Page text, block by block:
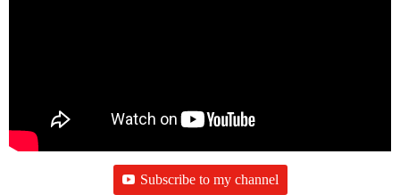
Subscribe to my channel